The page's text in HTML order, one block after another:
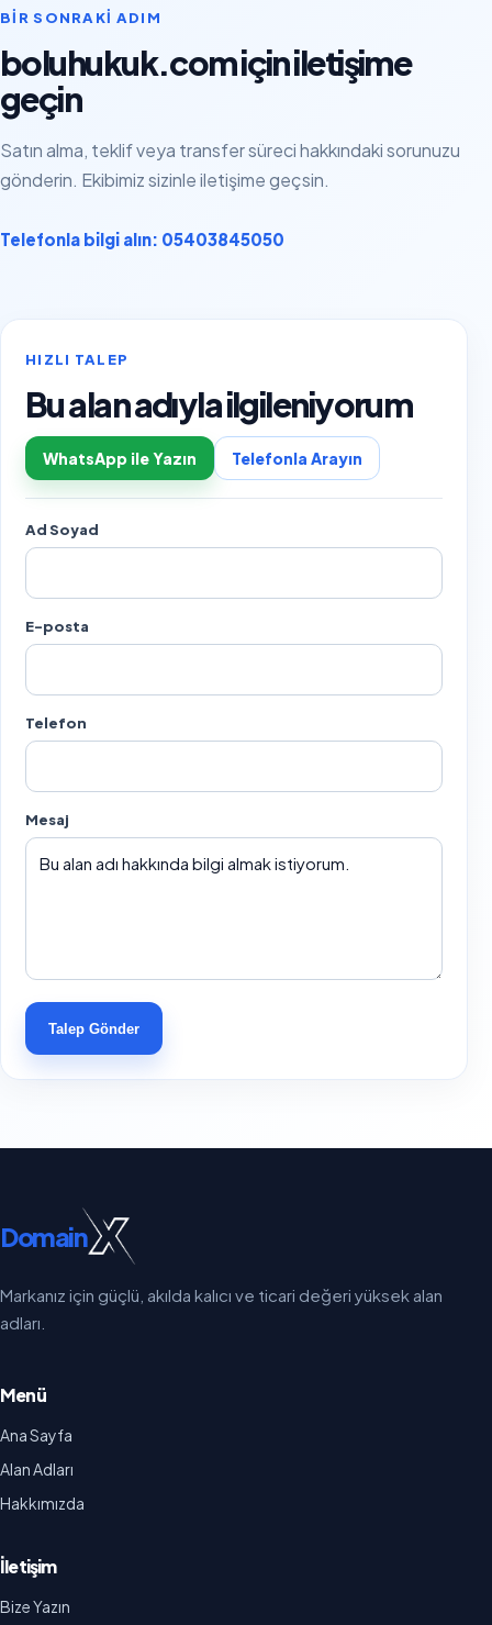
BIR SONRAKI ADIM
boluhukuk.com için iletişime
geçin
Satın alma, teklif veya transfer süreci hakkındaki sorunuzu
gönderin. Ekibimiz sizinle iletişime geçsin.
Telefonla bilgi alın: 05403845050
HIZLI TALEP
Bu alan adıyla ilgileniyorum
WhatsApp ile Yazın Telefonla Arayın
Ad Soyad
E-posta
Telefon
Mesaj
Talep Gönder
Domain
Markanız için güçlü, akılda kalıcı ve ticari değeri yüksek alan
adları.
Menü
Ana Sayfa
Alan Adları
Hakkımızda
İletişim
Bize Yazın